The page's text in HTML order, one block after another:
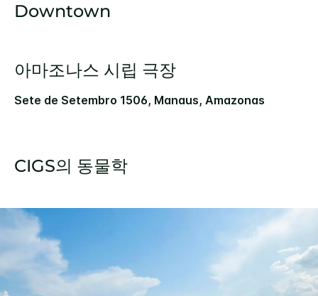
Downtown
아마조나스 시립 극장
Sete de Setembro 1506, Manaus, Amazonas
CIGS의 동물학